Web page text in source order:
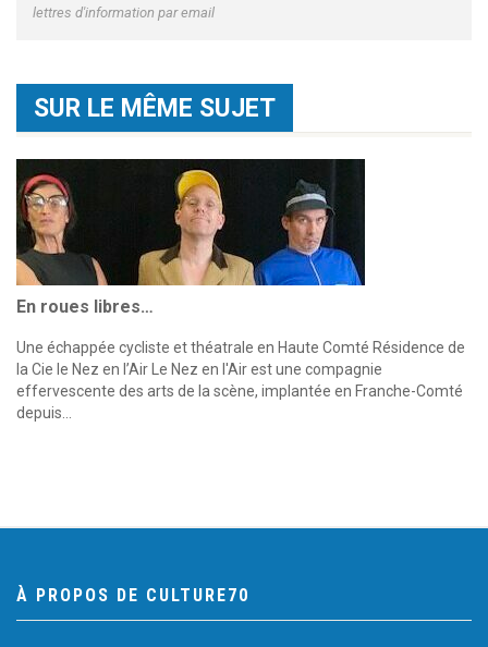
lettres d'information par email
SUR LE MÊME SUJET
En roues libres…
Une échappée cycliste et théatrale en Haute Comté Résidence de
la Cie le Nez en l’Air Le Nez en l'Air est une compagnie
effervescente des arts de la scène, implantée en Franche-Comté
depuis…
À PROPOS DE CULTURE70